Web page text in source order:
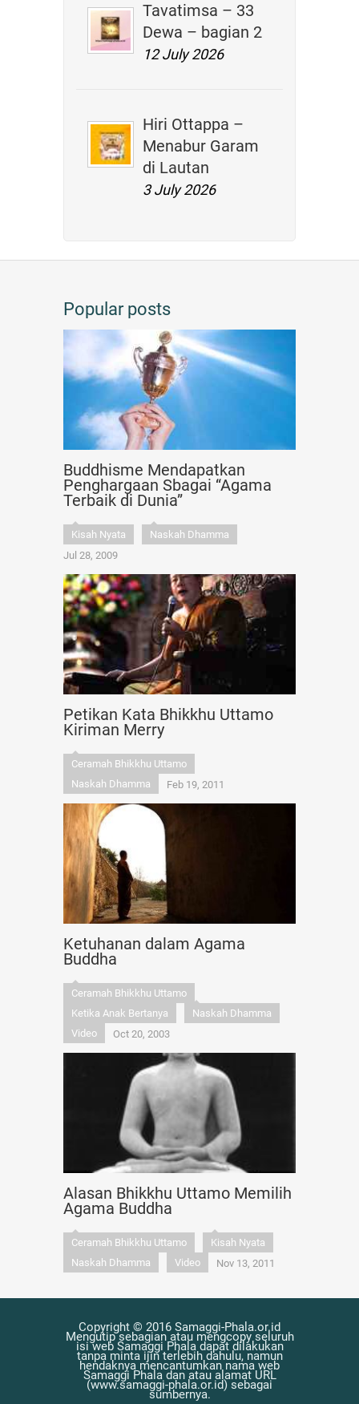
Tavatimsa – 33
Dewa – bagian 2
12 July 2026
Hiri Ottappa –
Menabur Garam
di Lautan
3 July 2026
Popular posts
Buddhisme Mendapatkan
Penghargaan Sbagai “Agama
Terbaik di Dunia”
Kisah Nyata
Naskah Dhamma
Jul 28, 2009
Petikan Kata Bhikkhu Uttamo
Kiriman Merry
Ceramah Bhikkhu Uttamo
Naskah Dhamma
Feb 19, 2011
Ketuhanan dalam Agama
Buddha
Ceramah Bhikkhu Uttamo
Ketika Anak Bertanya
Naskah Dhamma
Video
Oct 20, 2003
Alasan Bhikkhu Uttamo Memilih
Agama Buddha
Ceramah Bhikkhu Uttamo
Kisah Nyata
Naskah Dhamma
Video Nov 13, 2011
Copyright © 2016 Samaggi-Phala.or.id
Mengutip sebagian atau mengcopy seluruh
isi web Samaggi Phala dapat dilakukan
tanpa minta ijin terlebih dahulu, namun
hendaknya mencantumkan nama web
Samaggi Phala dan atau alamat URL
(www.samaggi-phala.or.id) sebagai
sumbernya.